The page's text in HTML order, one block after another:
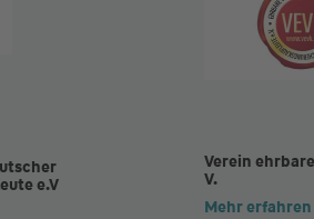
e.V
Verein
V.
Mehr erfahren